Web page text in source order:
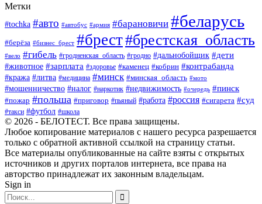
Метки
#tochka #авто #автобус #армия #барановичи #беларусь
#берёза #бизнес_брест #брест#брестская_область
#вело #гибель #гродненская_область #гродно #дальнобойщик #дети
#животное #зарплата #здоровье #каменец #кобрин #контрабанда
#кража #литва #медицина #минск #минская_область #мото
#мошенничество #налог #наркотик #недвижимость #очередь #пинск
#пожар #польша #приговор #пьяный #работа #россия #сигарета #суд
#такси #футбол #школа
© 2026 - БЕЛОТЕСТ. Все права защищены.
Любое копирование материалов с нашего ресурса разрешается
только с обратной активной ссылкой на страницу статьи.
Все материалы опубликованные на сайте взяты с открытых
источников и других порталов интернета, все права на
авторство принадлежат их законным владельцам.
Sign in